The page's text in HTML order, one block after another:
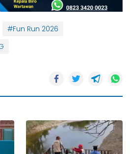
#Fun Run 2026